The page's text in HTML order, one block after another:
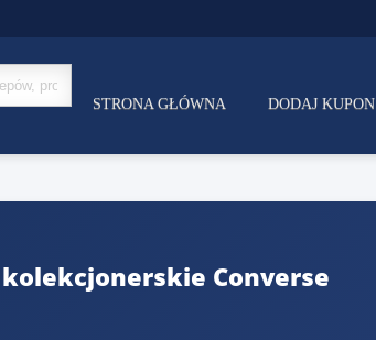
STRONA GŁÓWNA DODAJ KUPON
Converse